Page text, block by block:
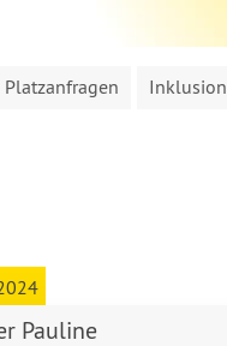
Platzanfragen Inklusion
Pauline